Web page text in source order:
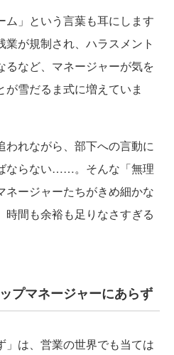
」という言葉も耳にします
が規制され、ハラスメント
るなど、マネージャーが気を
雪だるま式に増えていま
れながら、部下への言動に
ならない……。そんな「無理
ネージャーたちがきめ細かな
時間も余裕も足りなさすぎる
プマネージャーにあらず
」は、営業の世界でも当ては